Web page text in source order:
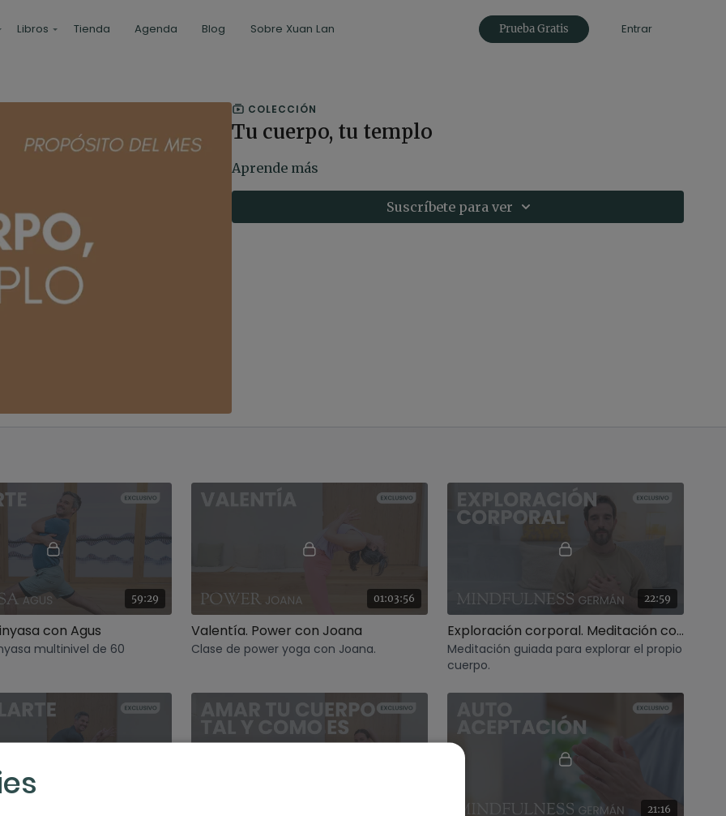
Libros Tienda Agenda Blog Sobre Xuan Lan Prueba Gratis Entrar
COLECCIÓN
Tu cuerpo, tu templo
Aprende más
Suscríbete para ver
59:29
con Agus
multinivel de 60
01:03:56
Valentía. Power con Joana
Clase de power yoga con Joana.
22:59
Exploración corporal. Meditación con Germán
Meditación guiada para explorar el propio
cuerpo.
21:16